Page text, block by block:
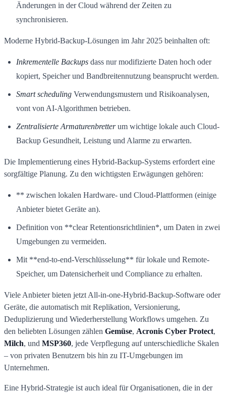
Änderungen in der Cloud während der Zeiten zu
synchronisieren.
Moderne Hybrid-Backup-Lösungen im Jahr 2025 beinhalten oft:
Inkrementelle Backups dass nur modifizierte Daten hoch oder
kopiert, Speicher und Bandbreitennutzung beansprucht werden.
Smart scheduling Verwendungsmustern und Risikoanalysen,
vont von AI-Algorithmen betrieben.
Zentralisierte Armaturenbretterum wichtige lokale auch Cloud-
Backup Gesundheit, Leistung und Alarme zu erwarten.
Die Implementierung eines Hybrid-Backup-Systems erfordert eine
sorgfältige Planung. Zu den wichtigsten Erwägungen gehören:
** zwischen lokalen Hardware- und Cloud-Plattformen (einige
Anbieter bietet Geräte an).
Definition von **clear Retentionsrichtlinien*, um Daten in zwei
Umgebungen zu vermeiden.
Mit **end-to-end-Verschlüsselung** für lokale und Remote-
Speicher, um Datensicherheit und Compliance zu erhalten.
Viele Anbieter bieten jetzt All-in-one-Hybrid-Backup-Software oder
Geräte, die automatisch mit Replikation, Versionierung,
Deduplizierung und Wiederherstellung Workflows umgehen. Zu
den beliebten Lösungen zählen Gemüse, Acronis Cyber Protect,
Milch, und MSP360, jede Verpflegung auf unterschiedliche Skalen
– von privaten Benutzern bis hin zu IT-Umgebungen im
Unternehmen.
Eine Hybrid-Strategie ist auch ideal für Organisationen, die in der